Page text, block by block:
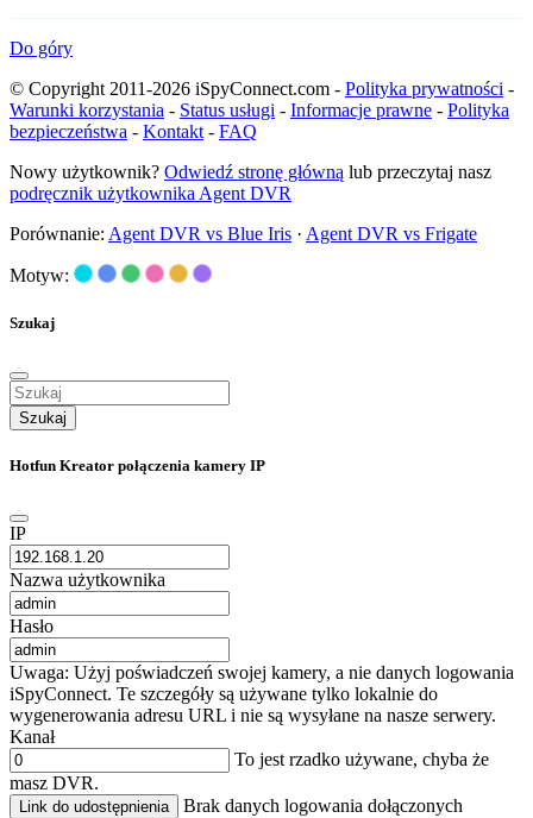
Do góry
© Copyright 2011-2026 iSpyConnect.com - Polityka prywatności -
Warunki korzystania - Status usługi - Informacje prawne - Polityka
bezpieczeństwa - Kontakt - FAQ
Nowy użytkownik? Odwiedź stronę główną lub przeczytaj nasz
podręcznik użytkownika Agent DVR
Porównanie: Agent DVR vs Blue Iris · Agent DVR vs Frigate
Motyw:
Szukaj
Szukaj
Hotfun Kreator połączenia kamery IP
IP
Nazwa użytkownika
Hasło
Uwaga: Użyj poświadczeń swojej kamery, a nie danych logowania
iSpyConnect. Te szczegóły są używane tylko lokalnie do
wygenerowania adresu URL i nie są wysyłane na nasze serwery.
Kanał
To jest rzadko używane, chyba że
masz DVR.
Link do udostępnienia Brak danych logowania dołączonych